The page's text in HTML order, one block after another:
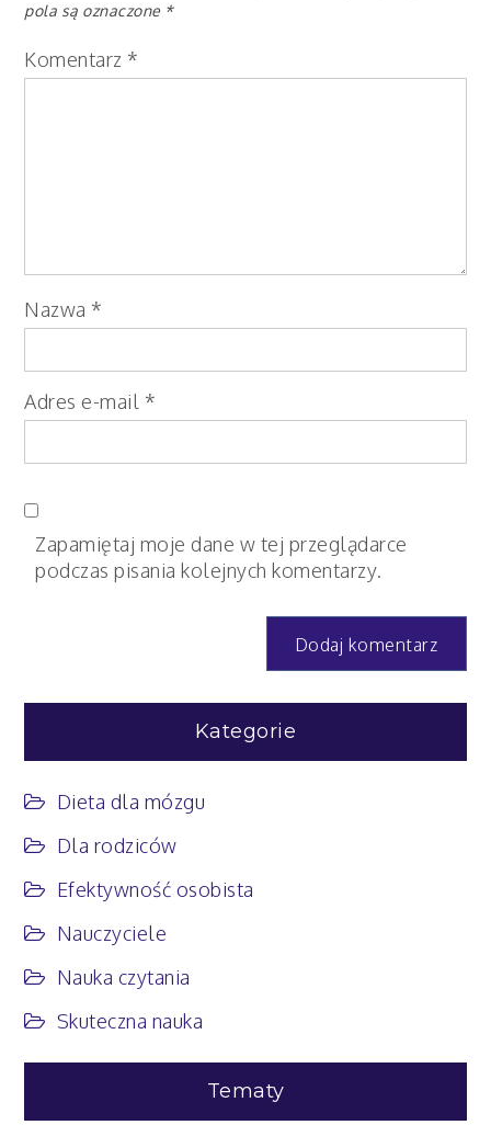
pola są oznaczone *
Komentarz *
Nazwa *
Adres e-mail *
Zapamiętaj moje dane w tej przeglądarce
podczas pisania kolejnych komentarzy.
Kategorie
Dieta dla mózgu
Dla rodziców
Efektywność osobista
Nauczyciele
Nauka czytania
Skuteczna nauka
Tematy